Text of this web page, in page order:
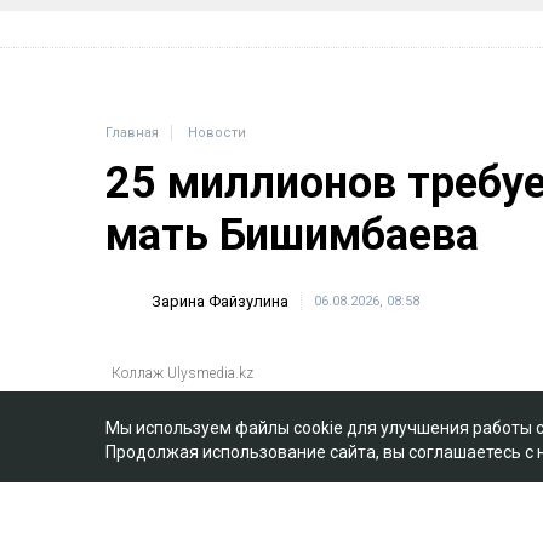
Главная Новости
25 миллионов
мать Бишимбаева
Зарина Файзулина 06.08.2026, 08:58
Коллаж Ulysmedia.kz
Назым Кахарман сообщила, что мать
подала против нее иск почти на 25 млн
судебное разбирательство,
Мы используем файлы cookie для улучшения работы
Продолжая использование сайта, вы соглашаетесь с